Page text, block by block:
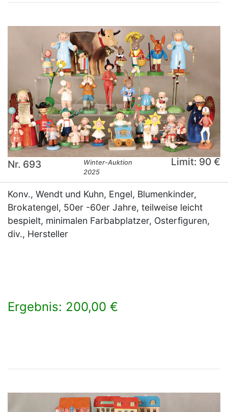
Nr. 693
Winter-Auktion
2025
Limit: 90 €
Konv., Wendt und Kuhn, Engel, Blumenkinder,
Brokatengel, 50er -60er Jahre, teilweise leicht
bespielt, minimalen Farbabplatzer, Osterfiguren,
div., Hersteller
Ergebnis: 200,00 €